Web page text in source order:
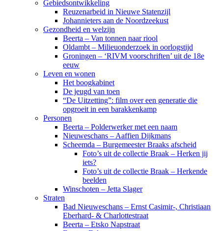
Gebiedsontwikkeling
Reuzenarbeid in Nieuwe Statenzijl
Johannieters aan de Noordzeekust
Gezondheid en welzijn
Beerta – Van tonnen naar riool
Oldambt – Milieuonderzoek in oorlogstijd
Groningen – ‘RIVM voorschriften’ uit de 18e
eeuw
Leven en wonen
Het boogkabinet
De jeugd van toen
“De Uitzetting”: film over een generatie die
opgroeit in een barakkenkamp
Personen
Beerta – Polderwerker met een naam
Nieuweschans – Aaffien Dijkmans
Scheemda – Burgemeester Braaks afscheid
Foto’s uit de collectie Braak – Herken jij
iets?
Foto’s uit de collectie Braak – Herkende
beelden
Winschoten – Jetta Slager
Straten
Bad Nieuweschans – Ernst Casimir-, Christiaan
Eberhard- & Charlottestraat
Beerta – Etsko Napstraat